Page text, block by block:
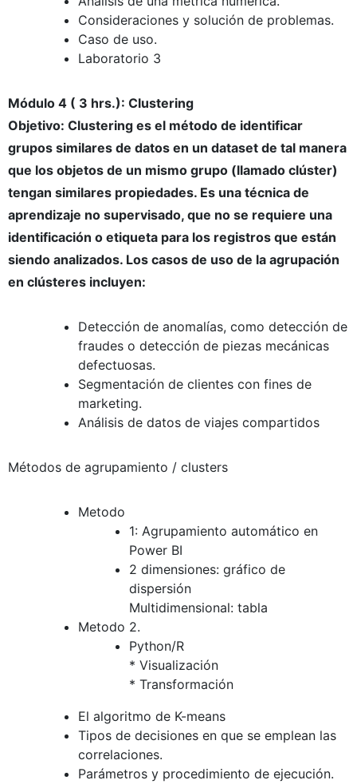
Consideraciones y solución de problemas.
Caso de uso.
Laboratorio 3
Módulo 4 ( 3 hrs.): Clustering
Objetivo: Clustering es el método de identificar
grupos similares de datos en un dataset de tal manera
que los objetos de un mismo grupo (llamado clúster)
tengan similares propiedades. Es una técnica de
aprendizaje no supervisado, que no se requiere una
identificación o etiqueta para los registros que están
siendo analizados. Los casos de uso de la agrupación
en clústeres incluyen:
Detección de anomalías, como detección de
fraudes o detección de piezas mecánicas
defectuosas.
Segmentación de clientes con fines de
marketing.
Análisis de datos de viajes compartidos
Métodos de agrupamiento / clusters
Metodo
1: Agrupamiento automático en
Power BI
2 dimensiones: gráfico de
dispersión
Multidimensional: tabla
Metodo 2.
Python/R
* Visualización
* Transformación
El algoritmo de K-means
Tipos de decisiones en que se emplean las
correlaciones.
Parámetros y procedimiento de ejecución.